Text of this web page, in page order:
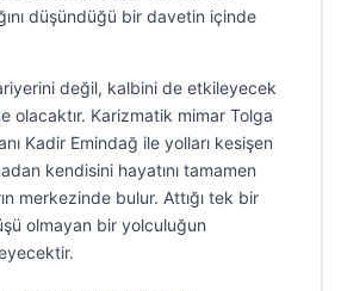
düşündüğü bir davetin içinde
değil, kalbini de etkileyecek
olacaktır. Karizmatik mimar Tolga
Kadir Emindağ ile yolları kesişen
kendisini hayatını tamamen
merkezinde bulur. Attığı tek bir
olmayan bir yolculuğun